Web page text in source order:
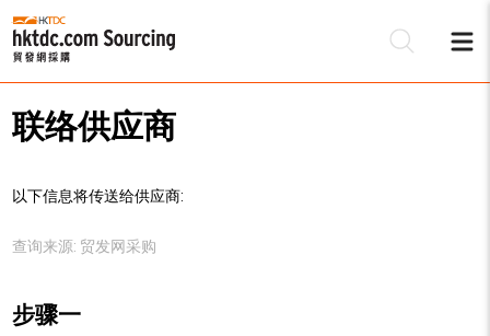
联络供应商
以下信息将传送给供应商:
查询来源: 贸发网采购
步骤一